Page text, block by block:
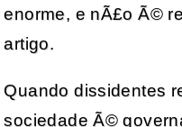
enorme, e nÃ£o Ã©
artigo.
Quando dissidentes
sociedade Ã©